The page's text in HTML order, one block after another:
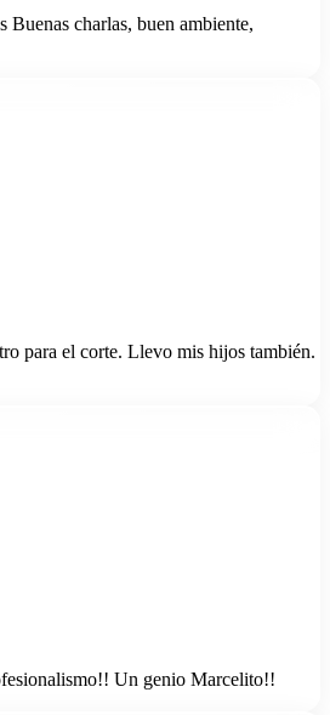
Buenas charlas, buen ambiente,
para el corte. Llevo mis hijos también.
Un genio Marcelito!!